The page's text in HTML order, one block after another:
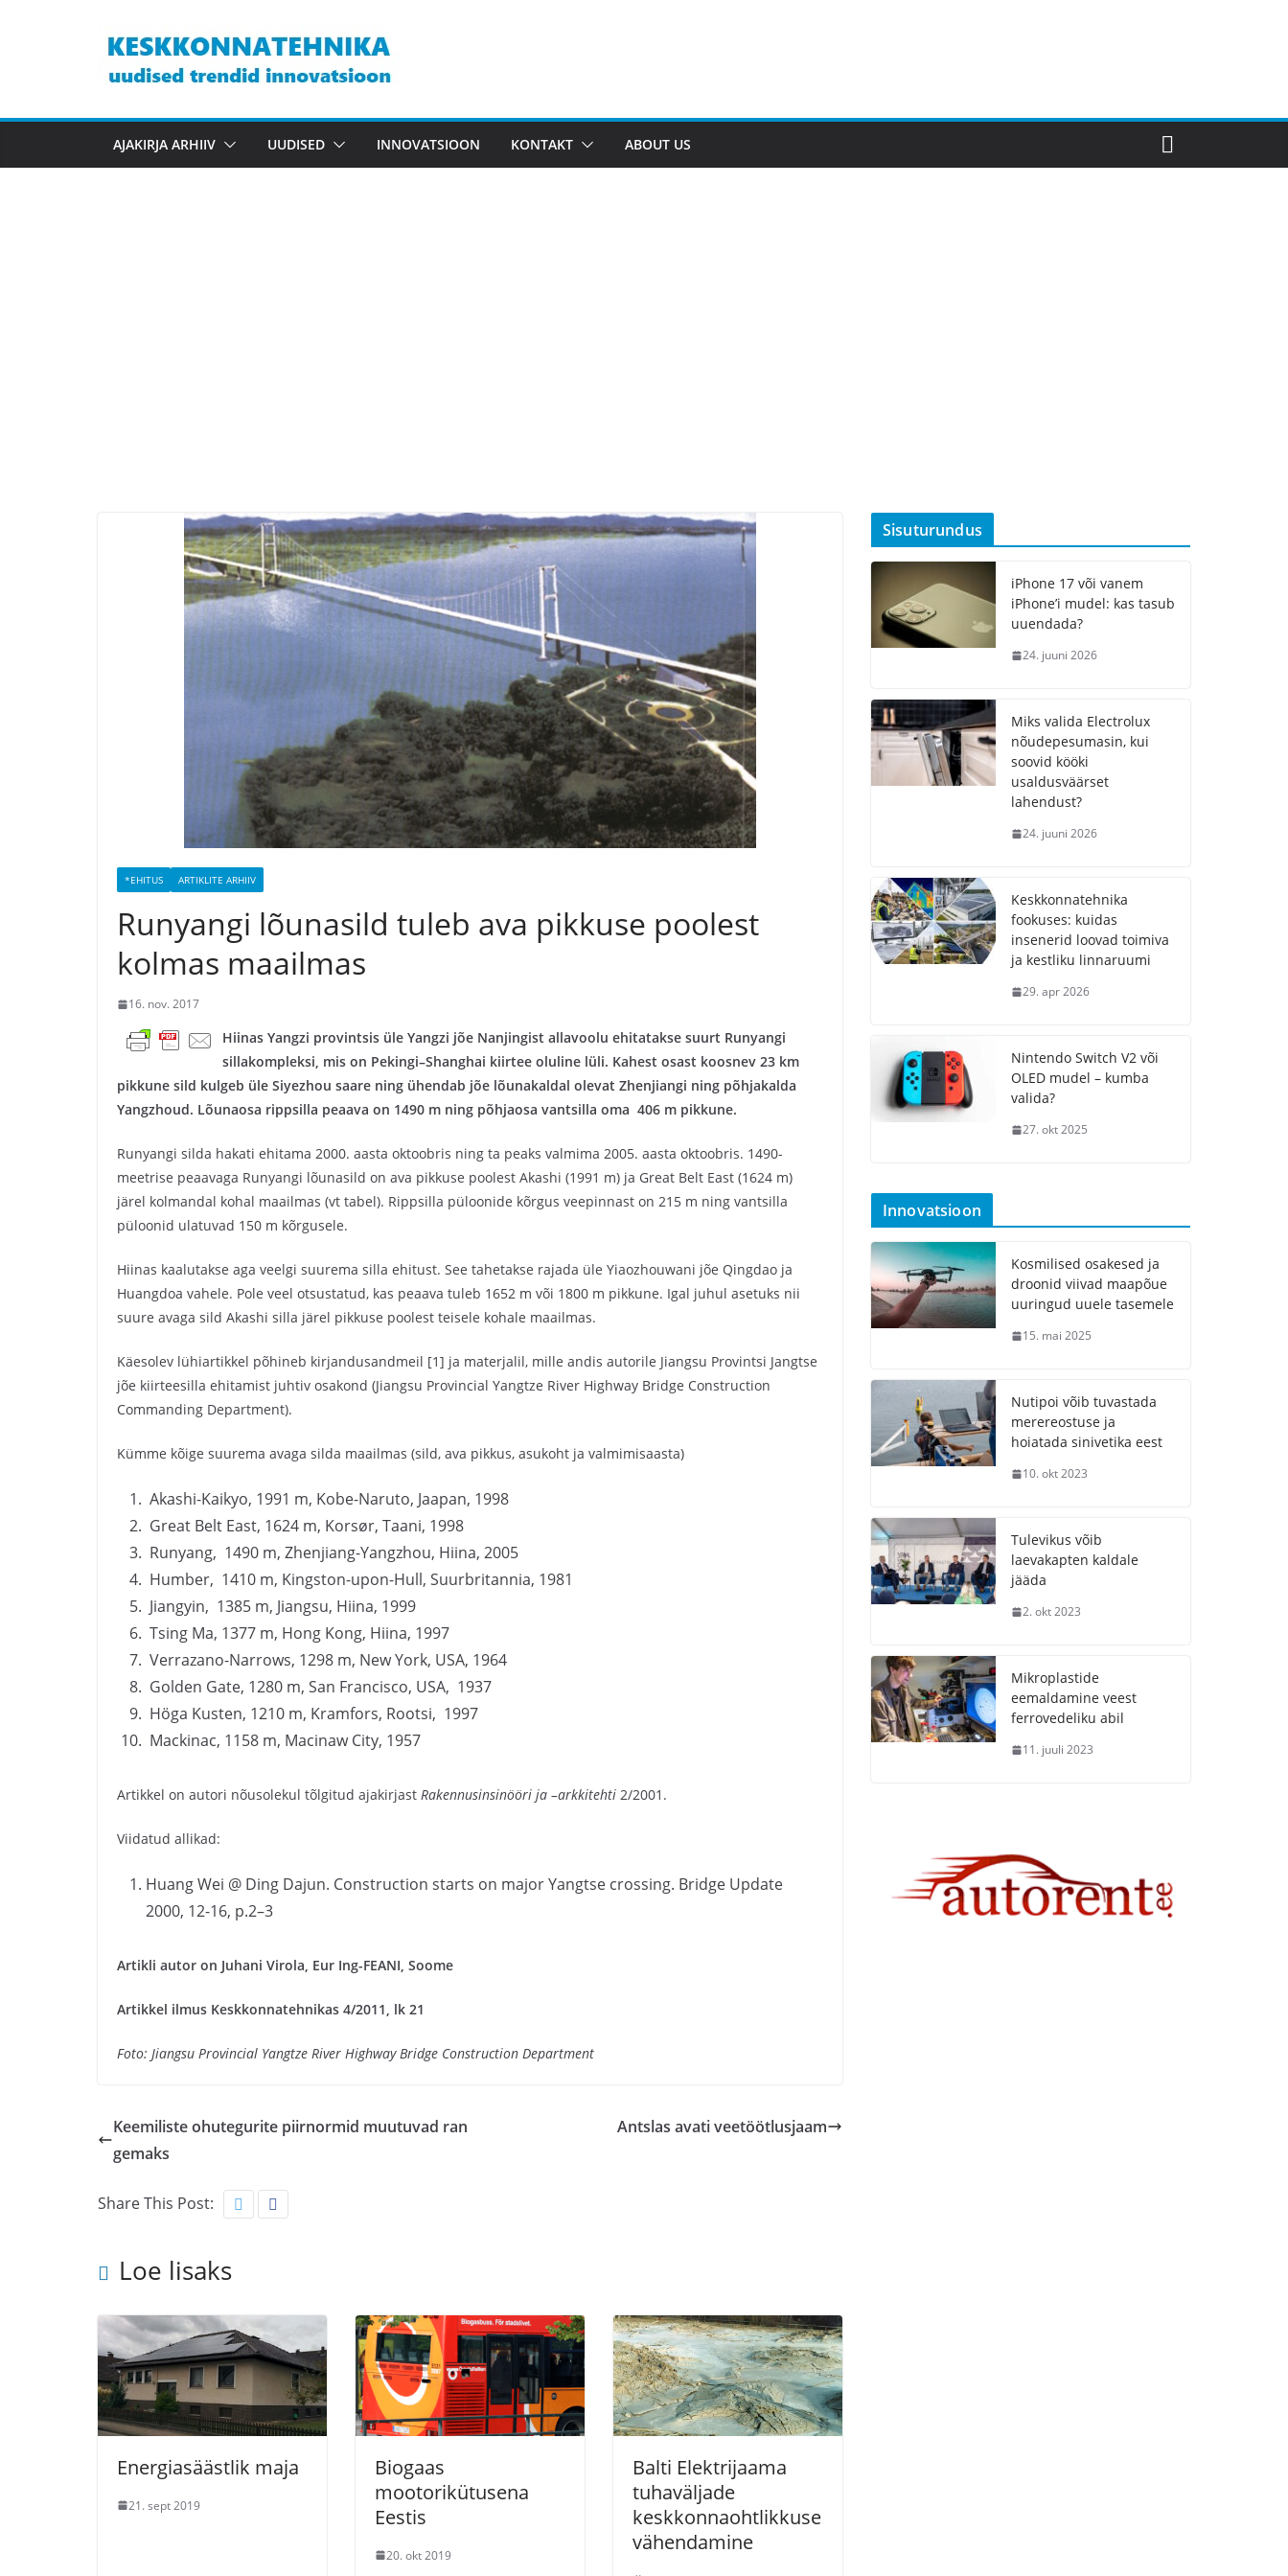
AJAKIRJA ARHIIV UUDISED INNOVATSIOON KONTAKT ABOUT US
*EHITUS ARTIKLITE ARHIIV
Runyangi lõunasild tuleb ava pikkuse poolest
kolmas maailmas
16. nov. 2017
Hiinas Yangzi provintsis üle Yangzi jõe Nanjingist allavoolu ehitatakse suurt Runyangi
sillakompleksi, mis on Pekingi–Shanghai kiirtee oluline lüli. Kahest osast koosnev 23 km
pikkune sild kulgeb üle Siyezhou saare ning ühendab jõe lõunakaldal olevat Zhenjiangi ning põhjakalda
Yangzhoud. Lõunaosa rippsilla peaava on 1490 m ning põhjaosa vantsilla oma 406 m pikkune.
Runyangi silda hakati ehitama 2000. aasta oktoobris ning ta peaks valmima 2005. aasta oktoobris. 1490-
meetrise peaavaga Runyangi lõunasild on ava pikkuse poolest Akashi (1991 m) ja Great Belt East (1624 m)
järel kolmandal kohal maailmas (vt tabel). Rippsilla püloonide kõrgus veepinnast on 215 m ning vantsilla
püloonid ulatuvad 150 m kõrgusele.
Hiinas kaalutakse aga veelgi suurema silla ehitust. See tahetakse rajada üle Yiaozhouwani jõe Qingdao ja
Huangdoa vahele. Pole veel otsustatud, kas peaava tuleb 1652 m või 1800 m pikkune. Igal juhul asetuks nii
suure avaga sild Akashi silla järel pikkuse poolest teisele kohale maailmas.
Käesolev lühiartikkel põhineb kirjandusandmeil [1] ja materjalil, mille andis autorile Jiangsu Provintsi Jangtse
jõe kiirteesilla ehitamist juhtiv osakond (Jiangsu Provincial Yangtze River Highway Bridge Construction
Commanding Department).
Kümme kõige suurema avaga silda maailmas (sild, ava pikkus, asukoht ja valmimisaasta)
Akashi-Kaikyo, 1991 m, Kobe-Naruto, Jaapan, 1998
Great Belt East, 1624 m, Korsør, Taani, 1998
Runyang, 1490 m, Zhenjiang-Yangzhou, Hiina, 2005
Humber, 1410 m, Kingston-upon-Hull, Suurbritannia, 1981
Jiangyin, 1385 m, Jiangsu, Hiina, 1999
Tsing Ma, 1377 m, Hong Kong, Hiina, 1997
Verrazano-Narrows, 1298 m, New York, USA, 1964
Golden Gate, 1280 m, San Francisco, USA, 1937
Höga Kusten, 1210 m, Kramfors, Rootsi, 1997
Mackinac, 1158 m, Macinaw City, 1957
Artikkel on autori nõusolekul tõlgitud ajakirjast Rakennusinsinööri ja –arkkitehti 2/2001.
Viidatud allikad:
Huang Wei @ Ding Dajun. Construction starts on major Yangtse crossing. Bridge Update
2000, 12-16, p.2–3
Artikli autor on Juhani Virola, Eur Ing-FEANI, Soome
Artikkel ilmus Keskkonnatehnikas 4/2011, lk 21
Foto: Jiangsu Provincial Yangtze River Highway Bridge Construction Department
Keemiliste ohutegurite piirnormid muutuvad ran
gemaks
Antslas avati veetöötlusjaam
Share This Post:
Loe lisaks
Energiasäästlik maja
21. sept 2019
Biogaas
mootorikütusena
Eestis
20. okt 2019
Balti Elektrijaama
tuhaväljade
keskkonnaohtlikkuse
vähendamine
Sisuturundus
iPhone 17 või vanem
iPhone’i mudel: kas tasub
uuendada?
24. juuni 2026
Miks valida Electrolux
nõudepesumasin, kui
soovid kööki
usaldusväärset
lahendust?
24. juuni 2026
Keskkonnatehnika
fookuses: kuidas
insenerid loovad toimiva
ja kestliku linnaruumi
29. apr 2026
Nintendo Switch V2 või
OLED mudel – kumba
valida?
27. okt 2025
Innovatsioon
Kosmilised osakesed ja
droonid viivad maapõue
uuringud uuele tasemele
15. mai 2025
Nutipoi võib tuvastada
merereostuse ja
hoiatada sinivetika eest
10. okt 2023
Tulevikus võib
laevakapten kaldale
jääda
2. okt 2023
Mikroplastide
eemaldamine veest
ferrovedeliku abil
11. juuli 2023